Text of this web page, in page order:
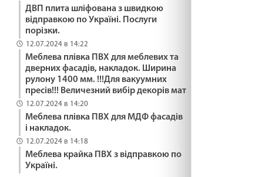
ДВП плита шліфована з швидкою
відправкою по Україні. Послуги
порізки.
12.07.2024 в 14:22
Меблева плівка ПВХ для меблевих та
дверних фасадів, накладок. Ширина
рулону 1400 мм. !!!Для вакуумних
пресів!!! Величезний вибір декорів мат
12.07.2024 в 14:20
Меблева плівка ПВХ для МДФ фасадів
і накладок.
12.07.2024 в 14:18
Меблева крайка ПВХ з відправкою по
Україні.